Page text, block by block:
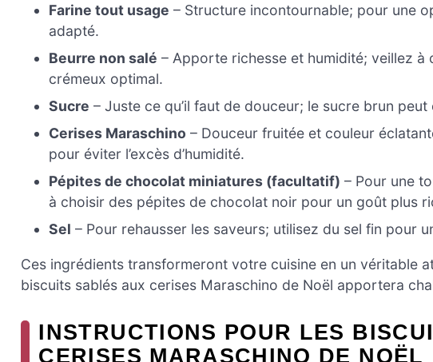
Farine tout usage – Structure incontournable; pour une
adapté.
Beurre non salé – Apporte richesse et humidité; veillez à
crémeux optimal.
Sucre – Juste ce qu’il faut de douceur; le sucre brun
Cerises Maraschino – Douceur fruitée et couleur
pour éviter l’excès d’humidité.
Pépites de chocolat miniatures (facultatif) – Pour une
à choisir des pépites de chocolat noir pour un goût plus
Sel – Pour rehausser les saveurs; utilisez du sel fin pour
Ces ingrédients transformeront votre cuisine en un véritable
biscuits sablés aux cerises Maraschino de Noël apportera
INSTRUCTIONS POUR LES
CERISES MARASCHINO DE NOËL